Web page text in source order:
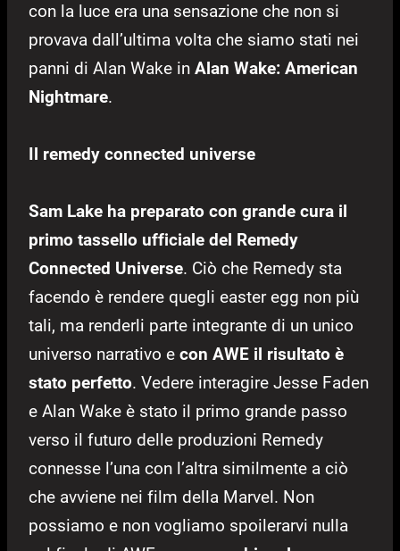
con la luce era una sensazione che non si
provava dall’ultima volta che siamo stati nei
panni di Alan Wake in Alan Wake: American
Nightmare.
Il remedy connected universe
Sam Lake ha preparato con grande cura il
primo tassello ufficiale del Remedy
Connected Universe. Ciò che Remedy sta
facendo è rendere quegli easter egg non più
tali, ma renderli parte integrante di un unico
universo narrativo e con AWE il risultato è
stato perfetto. Vedere interagire Jesse Faden
e Alan Wake è stato il primo grande passo
verso il futuro delle produzioni Remedy
connesse l’una con l’altra similmente a ciò
che avviene nei film della Marvel. Non
possiamo e non vogliamo spoilerarvi nulla